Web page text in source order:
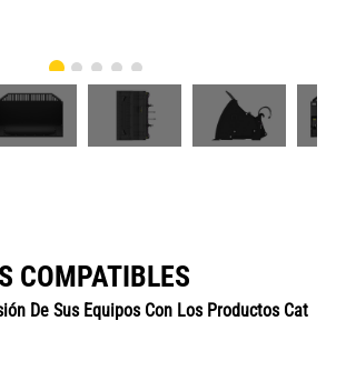
COMPATIBLES
De Sus Equipos Con Los Productos Cat